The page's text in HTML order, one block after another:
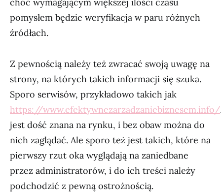
pomysłem będzie weryfikacja w paru różnych
źródłach.
Z pewnością należy też zwracać swoją uwagę na
strony, na których takich informacji się szuka.
Sporo serwisów, przykładowo takich jak
https://www.efektywnezarzadzaniebiznesem.info/
jest dość znana na rynku, i bez obaw można do
nich zaglądać. Ale sporo też jest takich, które na
pierwszy rzut oka wyglądają na zaniedbane
przez administratorów, i do ich treści należy
podchodzić z pewną ostrożnością.